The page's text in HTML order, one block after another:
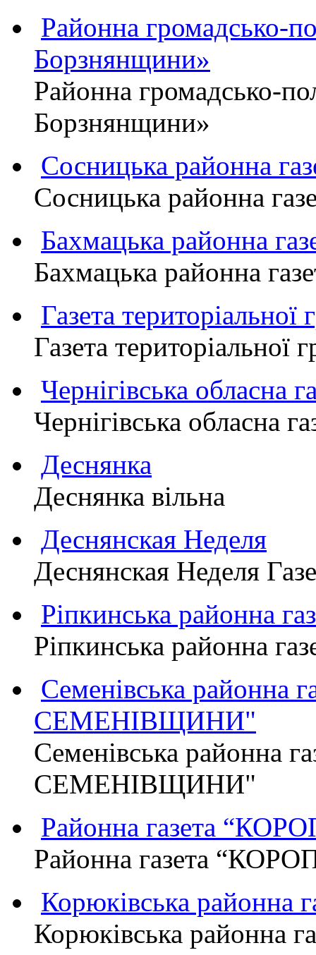
Районна громадсько-
Борзнянщини»
Районна громадсько-
Борзнянщини»
Сосницька районна
Сосницька районна
Бахмацька районна
Бахмацька районна
Газета
Газета
Чернігівська обласна
Чернігівська обласна
Деснянка
Деснянка вільна
Деснянская Неделя
Деснянская Неделя
Ріпкинська районна
Ріпкинська районна
Семенівська районна
СЕМЕНІВЩИНИ"
Семенівська районна
СЕМЕНІВЩИНИ"
Районна газета
Районна газета
Корюківська районна
Корюківська районна